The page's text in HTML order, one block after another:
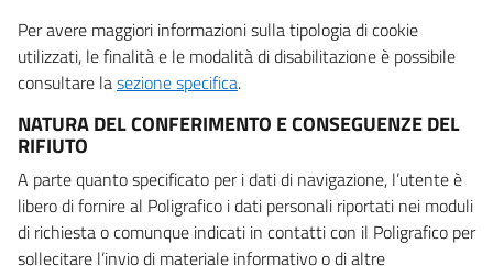
Per avere maggiori informazioni sulla tipologia di cookie
utilizzati, le finalità e le modalità di disabilitazione è possibile
consultare lasezione specifica.
NATURA DEL CONFERIMENTO E CONSEGUENZE DEL
RIFIUTO
A parte quanto specificato per i dati di navigazione, l’utente è
libero di fornire al Poligrafico i dati personali riportati nei moduli
di richiesta o comunque indicati in contatti con il Poligrafico per
sollecitare l’invio di materiale informativo o di altre